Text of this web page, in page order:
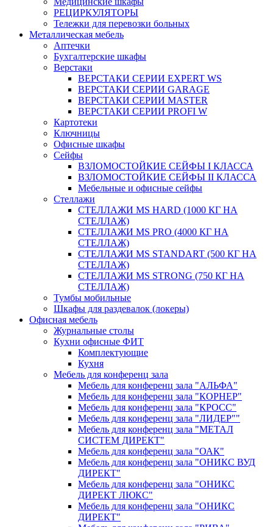
РЕЦИРКУЛЯТОРЫ
Тележки для перевозки больных
Металлическая мебель
Аптечки
Бухгалтерские шкафы
Верстаки
ВЕРСТАКИ СЕРИИ EXPERT WS
ВЕРСТАКИ СЕРИИ GARAGE
ВЕРСТАКИ СЕРИИ MASTER
ВЕРСТАКИ СЕРИИ PROFI W
Картотеки
Ключницы
Офисные шкафы
Сейфы
ВЗЛОМОСТОЙКИЕ СЕЙФЫ I КЛАССА
ВЗЛОМОСТОЙКИЕ СЕЙФЫ II КЛАССА
Мебельные и офисные сейфы
Стеллажи
СТЕЛЛАЖИ MS HARD (1000 КГ НА
СТЕЛЛАЖ)
СТЕЛЛАЖИ MS PRO (4000 КГ НА
СТЕЛЛАЖ)
СТЕЛЛАЖИ MS STANDART (500 КГ НА
СТЕЛЛАЖ)
СТЕЛЛАЖИ MS STRONG (750 КГ НА
СТЕЛЛАЖ)
Тумбы мобильные
Шкафы для раздевалок (локеры)
Офисная мебель
Журнальные столы
Кухни офисные ФИТ
Комплектующие
Кухня
Мебель для конференц зала
Мебель для конференц зала "АЛЬФА"
Мебель для конференц зала "КОРНЕР"
Мебель для конференц зала "КРОСС"
Мебель для конференц зала "ЛИДЕР""
Мебель для конференц зала "МЕТАЛ
СИСТЕМ ДИРЕКТ"
Мебель для конференц зала "ОАК"
Мебель для конференц зала "ОНИКС ВУД
ДИРЕКТ"
Мебель для конференц зала "ОНИКС
ДИРЕКТ ЛЮКС"
Мебель для конференц зала "ОНИКС
ДИРЕКТ"